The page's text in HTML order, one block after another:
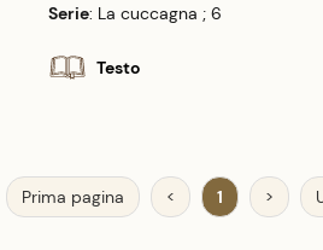
Serie: La cuccagna ; 6
Testo
Prima pagina < 1 >